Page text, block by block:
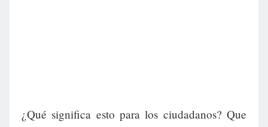
¿Qué significa esto para los ciudadanos? Que